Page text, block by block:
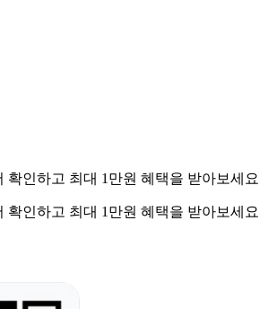
확인하고 최대 1만원 혜택을 받아보세요
확인하고 최대 1만원 혜택을 받아보세요